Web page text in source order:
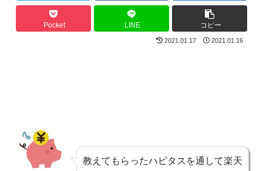
Pocket LINE コピー
2021.01.17 2021.01.16
教えてもらったハピタスを通して楽天